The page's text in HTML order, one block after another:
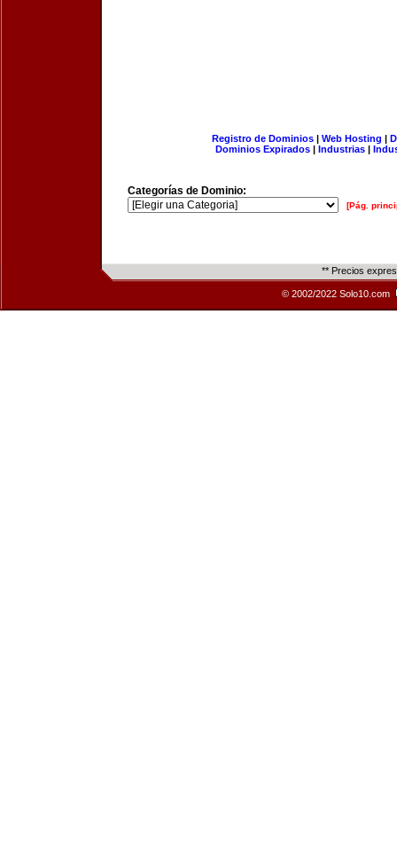
Registro de Dominios| Web Hosting |
Dominios Expirados | Industrias |
Categorías de Dominio:
[Pág.
** Precios
© 2002/2022 Solo10.com